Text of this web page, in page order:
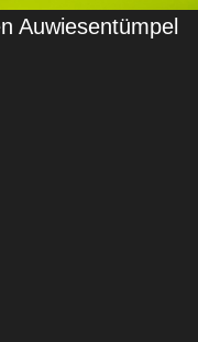
Auwiesentümpel